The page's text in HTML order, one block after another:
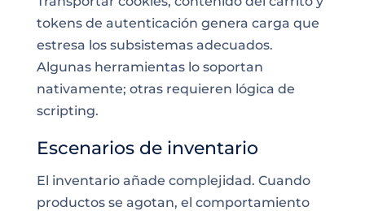
tokens de autenticación genera carga que
estresa los subsistemas adecuados.
Algunas herramientas lo soportan
nativamente; otras requieren lógica de
scripting.
Escenarios de inventario
El inventario añade complejidad. Cuando
productos se agotan, el comportamiento